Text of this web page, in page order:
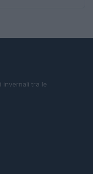
invernali tra le